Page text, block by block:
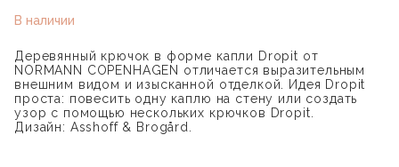
В наличии
Деревянный крючок в форме капли Dropit от
NORMANN COPENHAGEN отличается выразительным
внешним видом и изысканной отделкой. Идея Dropit
проста: повесить одну каплю на стену или создать
узор с помощью нескольких крючков Dropit.
Дизайн: Asshoff & Brogård.